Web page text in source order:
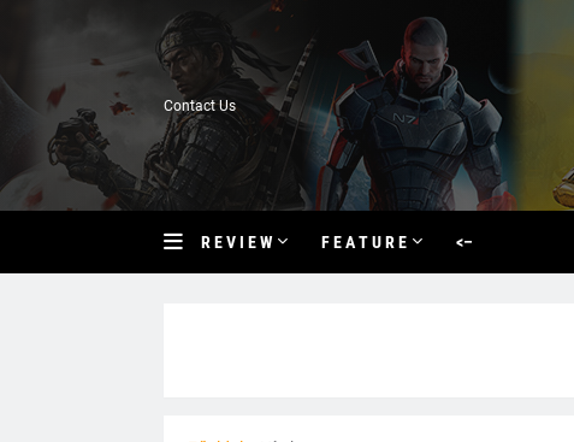
Contact Us
R E V I E W F E A T U R E <–